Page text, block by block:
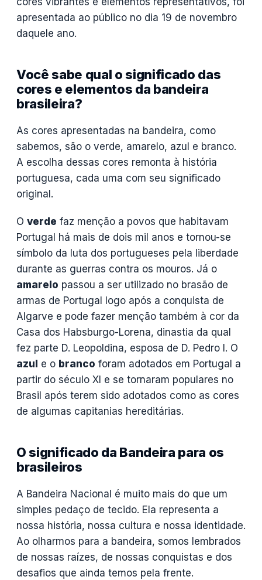
apresentada ao público no dia 19 de novembro
daquele ano.
Você sabe qual o significado das
cores e elementos da bandeira
brasileira?
As cores apresentadas na bandeira, como
sabemos, são o verde, amarelo, azul e branco.
A escolha dessas cores remonta à história
portuguesa, cada uma com seu significado
original.
O verde faz menção a povos que habitavam
Portugal há mais de dois mil anos e tornou-se
símbolo da luta dos portugueses pela liberdade
durante as guerras contra os mouros. Já o
amarelo passou a ser utilizado no brasão de
armas de Portugal logo após a conquista de
Algarve e pode fazer menção também à cor da
Casa dos Habsburgo-Lorena, dinastia da qual
fez parte D. Leopoldina, esposa de D. Pedro I. O
azul e o branco foram adotados em Portugal a
partir do século XI e se tornaram populares no
Brasil após terem sido adotados como as cores
de algumas capitanias hereditárias.
O significado da Bandeira para os
brasileiros
A Bandeira Nacional é muito mais do que um
simples pedaço de tecido. Ela representa a
nossa história, nossa cultura e nossa identidade.
Ao olharmos para a bandeira, somos lembrados
de nossas raízes, de nossas conquistas e dos
desafios que ainda temos pela frente.